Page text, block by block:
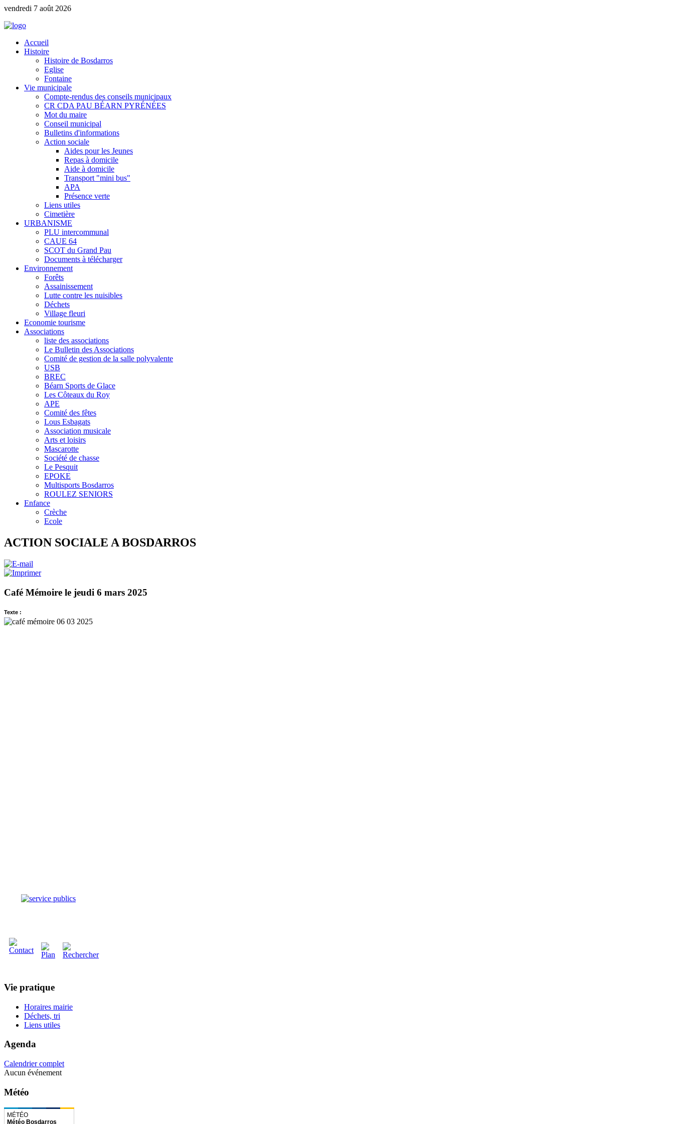
vendredi 7 août 2026
Accueil
Histoire
Histoire de Bosdarros
Eglise
Fontaine
Vie municipale
Compte-rendus des conseils municipaux
CR CDA PAU BÉARN PYRÉNÉES
Mot du maire
Conseil municipal
Bulletins d'informations
Action sociale
Aides pour les Jeunes
Repas à domicile
Aide à domicile
Transport "mini bus"
APA
Présence verte
Liens utiles
Cimetière
URBANISME
PLU intercommunal
CAUE 64
SCOT du Grand Pau
Documents à télécharger
Environnement
Forêts
Assainissement
Lutte contre les nuisibles
Déchets
Village fleuri
Economie tourisme
Associations
liste des associations
Le Bulletin des Associations
Comité de gestion de la salle polyvalente
USB
BREC
Béarn Sports de Glace
Les Côteaux du Roy
APE
Comité des fêtes
Lous Esbagats
Association musicale
Arts et loisirs
Mascarotte
Société de chasse
Le Pesquit
EPOKE
Multisports Bosdarros
ROULEZ SENIORS
Enfance
Crèche
Ecole
ACTION SOCIALE A BOSDARROS
Café Mémoire le jeudi 6 mars 2025
Texte :
Vie pratique
Horaires mairie
Déchets, tri
Liens utiles
Agenda
Calendrier complet
Aucun événement
Météo
Météo Bosdarros